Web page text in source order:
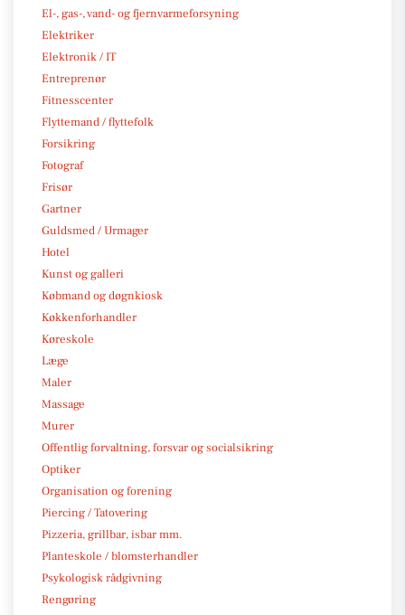
El-, gas-, vand- og fjernvarmeforsyning
Elektriker
Elektronik / IT
Entreprenør
Fitnesscenter
Flyttemand / flyttefolk
Forsikring
Fotograf
Frisør
Gartner
Guldsmed / Urmager
Hotel
Kunst og galleri
Købmand og døgnkiosk
Køkkenforhandler
Køreskole
Læge
Maler
Massage
Murer
Offentlig forvaltning, forsvar og socialsikring
Optiker
Organisation og forening
Piercing / Tatovering
Pizzeria, grillbar, isbar mm.
Planteskole / blomsterhandler
Psykologisk rådgivning
Rengøring